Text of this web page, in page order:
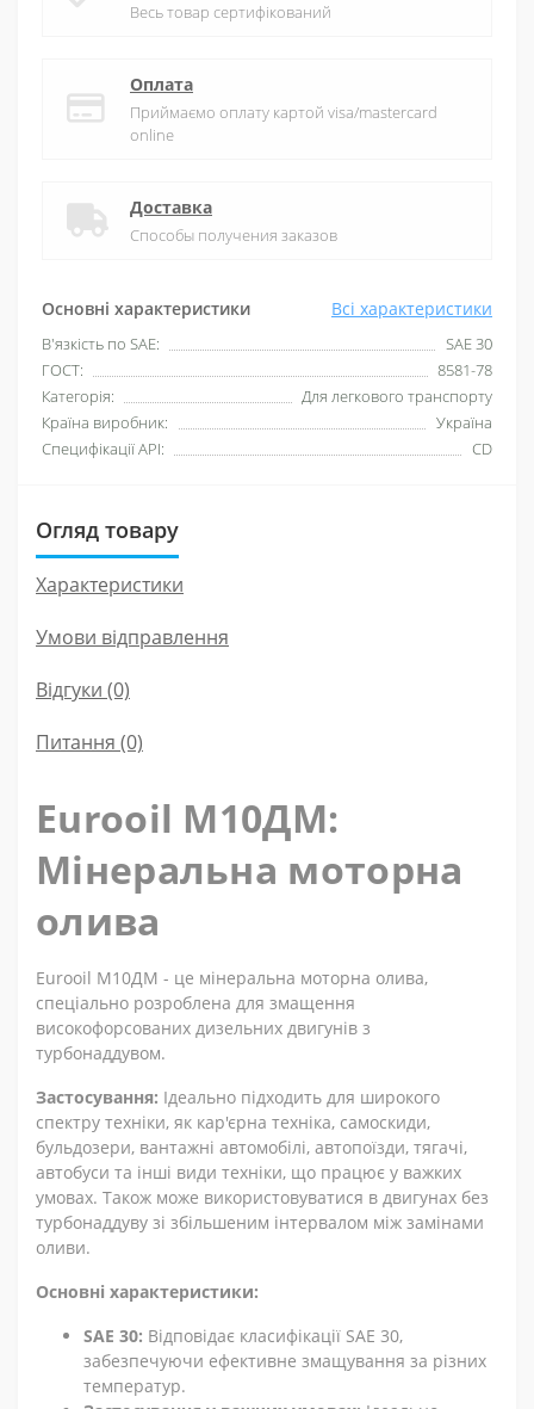
Основні характеристики Всі характеристики
В'язкість по SAE:
SAE 30
ГОСТ:
8581-78
Категорія:
Для легкового транспорту
Країна виробник:
Україна
Специфікації API:
CD
Весь товар сертифікований
Оплата
Приймаємо оплату картой visa/mastercard
online
Доставка
Способы получения заказов
Огляд товару
Характеристики
Умови відправлення
Відгуки (0)
Питання (0)
Eurooil М10ДМ:
Мінеральна моторна
олива
Eurooil М10ДМ - це мінеральна моторна олива,
спеціально розроблена для змащення
високофорсованих дизельних двигунів з
турбонаддувом.
Застосування: Ідеально підходить для широкого
спектру техніки, як кар'єрна техніка, самоскиди,
бульдозери, вантажні автомобілі, автопоїзди, тягачі,
автобуси та інші види техніки, що працює у важких
умовах. Також може використовуватися в двигунах без
турбонаддуву зі збільшеним інтервалом між замінами
оливи.
Основні характеристики:
SAE 30: Відповідає класифікації SAE 30,
забезпечуючи ефективне змащування за різних
температур.